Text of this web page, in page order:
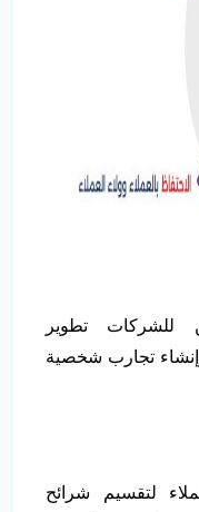
للشركات تطوير
وإنشاء تجارب شخصية
لتقسيم شرائح